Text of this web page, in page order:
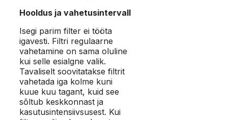
Hooldus ja vahetusintervall
Isegi parim filter ei tööta
igavesti. Filtri regulaarne
vahetamine on sama oluline
kui selle esialgne valik.
Tavaliselt soovitatakse filtrit
vahetada iga kolme kuni
kuue kuu tagant, kuid see
sõltub keskkonnast ja
kasutusintensiivsusest. Kui